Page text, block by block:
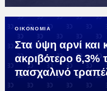
ΟΙΚΟΝΟΜΙΑ
Στα ύψη αρνί και
ακριβότερο 6,3%
πασχαλινό